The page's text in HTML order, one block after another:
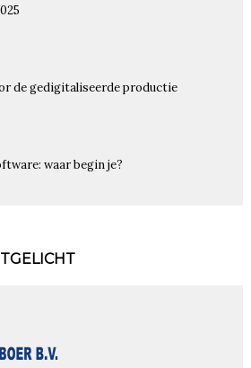
de gedigitaliseerde productie
waar begin je?